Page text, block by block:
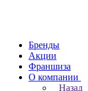
Бренды
Акции
Франшиза
О компании
Назад